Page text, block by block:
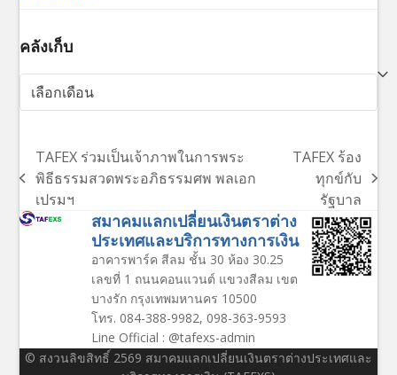
คลังเก็บ
คลัง
เก็บ
previous
post:
TAFEX ร่วมเป็นเจ้าภาพในการพระ
พิธีธรรมสวดพระอภิธรรมศพ พลเอก
เปรมฯ
TAFEX ร้อง
ทุกข์กับ
รัฐบาล
สมาคมแลกเปลี่ยนเงินตราต่าง
ประเทศและบริการทางการเงิน
อาคารพาร์ค สีลม ชั้น 30 ห้อง 30.25
เลขที่ 1 ถนนคอนแวนต์ แขวงสีลม เขต
บางรัก กรุงเทพมหานคร 10500
โทร. 084-388-9982, 098-363-9593
Line Official : @tafexs-admin
© สงวนลิขสิทธิ์ 2569 สมาคมแลกเปลี่ยนเงินตราต่างประเทศและ